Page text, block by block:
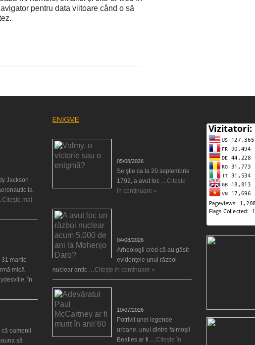
pentru data viitoare când o să
Jackson
la
Citește mai
31 martie
mică
în
oamenii
să
ENIGME
05/08/2026
Se ştie ca la 20 septembrie
1792, a avut loc …Citește
în continuare »
04/08/2026
Arheologii cred că au găsit
evidenţele unui război
nuclear antic …Citește în continuare »
10/07/2026
Potrivit unei legende
urbane, unul dintre faimoşii
Beatles ar fi …Citește în